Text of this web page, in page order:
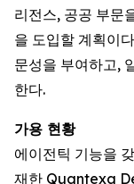
리전스, 공공 부문
을 도입할 계획이
문성을 부여하고,
한다.
가용 현황
에이전틱 기능을
재한 Quantexa